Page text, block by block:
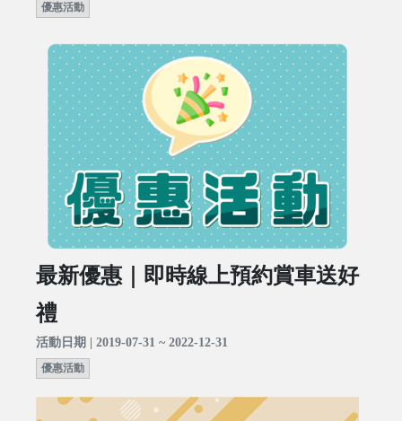
優惠活動
最新優惠｜即時線上預約賞車送好
禮
活動日期 | 2019-07-31 ~ 2022-12-31
優惠活動